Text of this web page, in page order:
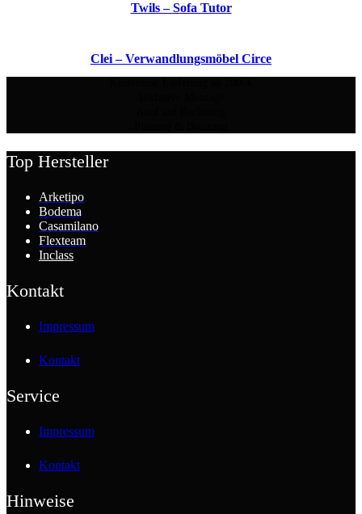
Twils – Sofa Tutor
Clei – Verwandlungsmöbel Circe
Top Hersteller
Arketipo
Bodema
Casamilano
Flexteam
Inclass
Kontakt
Impressum
Kontakt
Service
Impressum
Kontakt
Hinweise